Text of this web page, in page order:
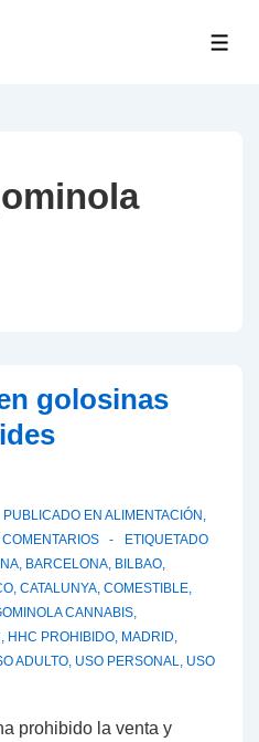
golosinas
PUBLICADO EN ALIMENTACIÓN ,
COMENTARIOS
ETIQUETADO
, BARCELONA, BILBAO,
, CATALUNYA, COMESTIBLE,
CANNABIS,
, HHC PROHIBIDO, MADRID,
ADULTO, USO PERSONAL, USO
prohibido la venta y